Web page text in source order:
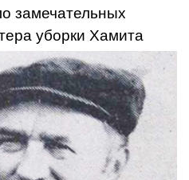
замеча­тельных
уборки Ха­мита